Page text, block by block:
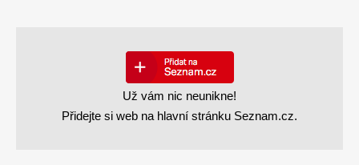
Už vám nic neunikne!
Přidejte si web na hlavní stránku Seznam.cz.